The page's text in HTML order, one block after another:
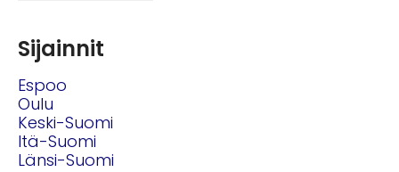
Sijainnit
Espoo
Oulu
Keski-Suomi
Itä-Suomi
Länsi-Suomi